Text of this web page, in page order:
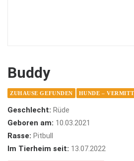
Buddy
ZUHAUSE GEFUNDEN HUNDE –
Geschlecht: Rüde
Geboren am: 10.03.2021
Rasse: Pitbull
Im Tierheim seit: 13.07.2022